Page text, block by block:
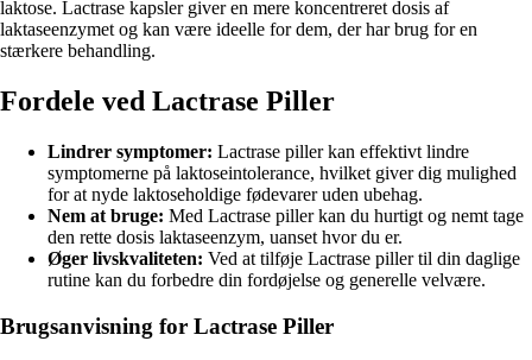
laktose. Lactrase kapsler giver en mere koncentreret dosis af
laktaseenzymet og kan være ideelle for dem, der har brug for en
stærkere behandling.
Fordele ved Lactrase Piller
Lindrer symptomer: Lactrase piller kan effektivt lindre
symptomerne på laktoseintolerance, hvilket giver dig mulighed
for at nyde laktoseholdige fødevarer uden ubehag.
Nem at bruge: Med Lactrase piller kan du hurtigt og nemt tage
den rette dosis laktaseenzym, uanset hvor du er.
Øger livskvaliteten: Ved at tilføje Lactrase piller til din daglige
rutine kan du forbedre din fordøjelse og generelle velvære.
Brugsanvisning for Lactrase Piller